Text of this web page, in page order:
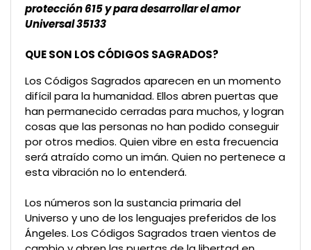
protección 615 y para desarrollar el amor
Universal 35133
QUE SON LOS CÓDIGOS SAGRADOS?
Los Códigos Sagrados aparecen en un momento
difícil para la humanidad. Ellos abren puertas que
han permanecido cerradas para muchos, y logran
cosas que las personas no han podido conseguir
por otros medios. Quien vibre en esta frecuencia
será atraído como un imán. Quien no pertenece a
esta vibración no lo entenderá.
Los números son la sustancia primaria del
Universo y uno de los lenguajes preferidos de los
Ángeles. Los Códigos Sagrados traen vientos de